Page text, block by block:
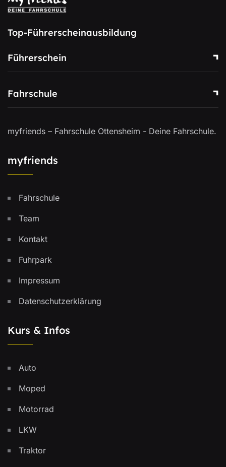
Top-Führerscheinausbildung
Führerschein
Fahrschule
myfriends – Fahrschule Ottensheim - Deine Fahrschule.
myfriends
Fahrschule
Team
Kontakt
Fuhrpark
Impressum
Datenschutzerklärung
Kurs & Infos
Auto
Moped
Motorrad
LKW
Traktor